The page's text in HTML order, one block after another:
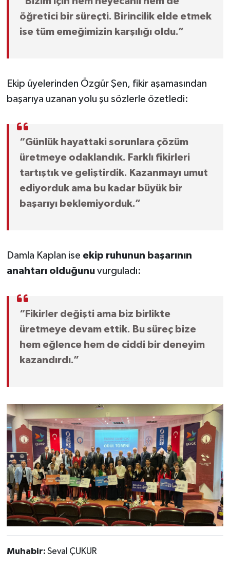
öğretici bir süreçti. Birincilik elde etmek
ise tüm emeğimizin karşılığı oldu.”
Ekip üyelerinden Özgür Şen, fikir aşamasından
başarıya uzanan yolu şu sözlerle özetledi:
“Günlük hayattaki sorunlara çözüm
üretmeye odaklandık. Farklı fikirleri
tartıştık ve geliştirdik. Kazanmayı umut
ediyorduk ama bu kadar büyük bir
başarıyı beklemiyorduk.”
Damla Kaplan ise ekip ruhunun başarının
anahtarı olduğunuvurguladı:
“Fikirler değişti ama biz birlikte
üretmeye devam ettik. Bu süreç bize
hem eğlence hem de ciddi bir deneyim
kazandırdı.”
Muhabir: Seval ÇUKUR